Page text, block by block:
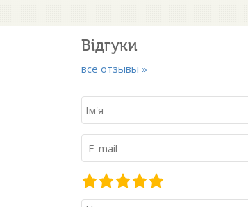
Відгуки
все отзывы »